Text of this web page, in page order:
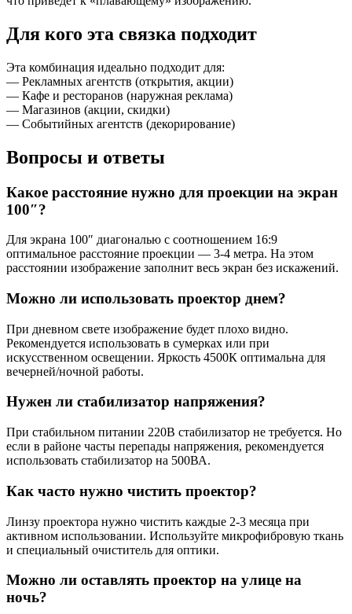
Для кого эта связка подходит
Эта комбинация идеально подходит для:
— Рекламных агентств (открытия, акции)
— Кафе и ресторанов (наружная реклама)
— Магазинов (акции, скидки)
— Событийных агентств (декорирование)
Вопросы и ответы
Какое расстояние нужно для проекции на экран
100″?
Для экрана 100″ диагональю с соотношением 16:9
оптимальное расстояние проекции — 3-4 метра. На этом
расстоянии изображение заполнит весь экран без искажений.
Можно ли использовать проектор днем?
При дневном свете изображение будет плохо видно.
Рекомендуется использовать в сумерках или при
искусственном освещении. Яркость 4500К оптимальна для
вечерней/ночной работы.
Нужен ли стабилизатор напряжения?
При стабильном питании 220В стабилизатор не требуется. Но
если в районе часты перепады напряжения, рекомендуется
использовать стабилизатор на 500ВА.
Как часто нужно чистить проектор?
Линзу проектора нужно чистить каждые 2-3 месяца при
активном использовании. Используйте микрофибровую ткань
и специальный очиститель для оптики.
Можно ли оставлять проектор на улице на
ночь?